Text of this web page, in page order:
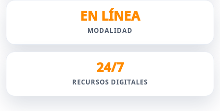
EN LÍNEA
MODALIDAD
24/7
RECURSOS DIGITALES